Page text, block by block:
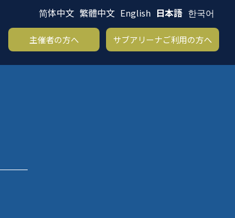
简体中文 繁體中文 English 日本語 한국어
主催者の方へ
サブアリーナご利用の方へ